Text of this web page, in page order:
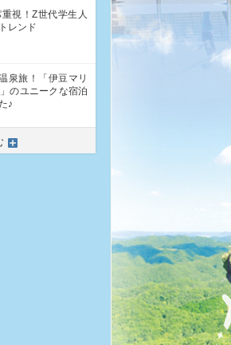
重視！Z世代学生人
レンド
泉旅！「伊豆マリ
のユニークな宿泊
♪